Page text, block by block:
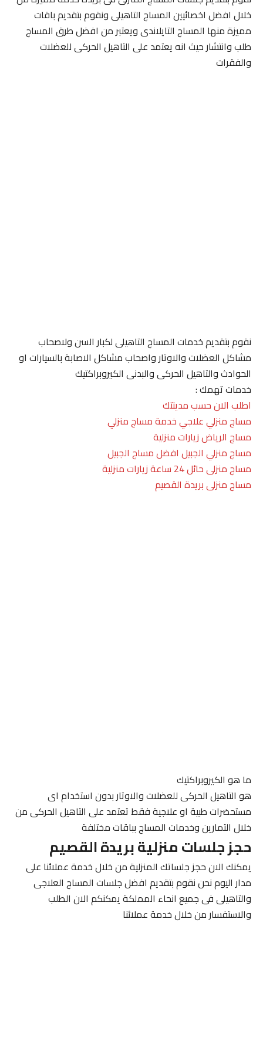
خلال افضل اخصائيين المساج التاهيلى ونقوم بتقديم باقات
مميزة منها المساج التايلاندى ويعتبر من افضل طرق المساج
طلب وانتشار حيث انه يعتمد على التاهيل الحركى للعضلات
والفقرات
نقوم بتقديم خدمات المساج التاهيلى لكبار السن ولاصحاب
مشاكل العضلات والاوتار واصحاب مشاكل الاصابة بالسيارات او
الحوادث والتاهيل الحركى والبدنى الكيروبراكتيك
خدمات تهمك :
اطلب الان حسب مدينتك
مساج منزلي علاجي خدمة مساج منزلي
مساج الرياض زيارات منزلية
مساج منزلي الجبيل افضل مساج الجبيل
مساج منزلى حائل 24 ساعة زيارات منزلية
مساج منزلى بريدة القصيم
ما هو الكيروبراكتيك
هو التاهيل الحركى للعضلات والاوتار بدون استخدام اى
مستحضرات طبية او علاجية فقط تعتمد على التاهيل الحركى من
خلال التمارين وخدمات المساج بباقات مختلفة
حجز جلسات منزلية بريدة القصيم
يمكنك الان حجز جلساتك المنزلية من خلال خدمة عملائنا على
مدار اليوم نحن نقوم بتقديم افضل جلسات المساج العلاجى
والتاهيلى فى جميع انحاء المملكة يمكنكم الان الطلب
والاستفسار من خلال خدمة عملائنا